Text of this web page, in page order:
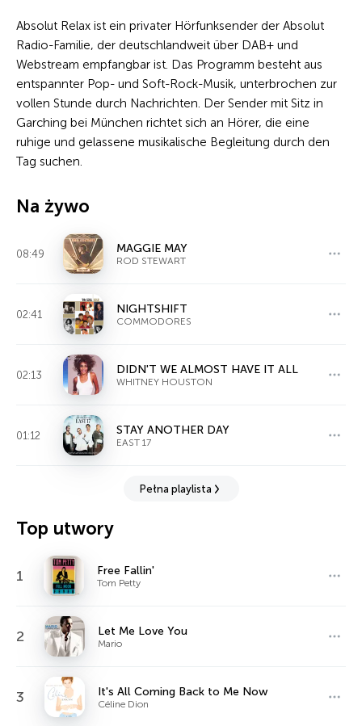
Absolut Relax ist ein privater Hörfunksender der Absolut
Radio-Familie, der deutschlandweit über DAB+ und
Webstream empfangbar ist. Das Programm besteht aus
entspannter Pop- und Soft-Rock-Musik, unterbrochen zur
vollen Stunde durch Nachrichten. Der Sender mit Sitz in
Garching bei München richtet sich an Hörer, die eine
ruhige und gelassene musikalische Begleitung durch den
Tag suchen.
Na żywo
08:49 MAGGIE MAY
ROD STEWART
02:41 NIGHTSHIFT
COMMODORES
02:13 DIDN'T WE ALMOST HAVE IT ALL
WHITNEY HOUSTON
01:12 STAY ANOTHER DAY
EAST 17
Pełna playlista
Top utwory
1 Free Fallin'
Tom Petty
2 Let Me Love You
Mario
3 It's All Coming Back to Me Now
Céline Dion